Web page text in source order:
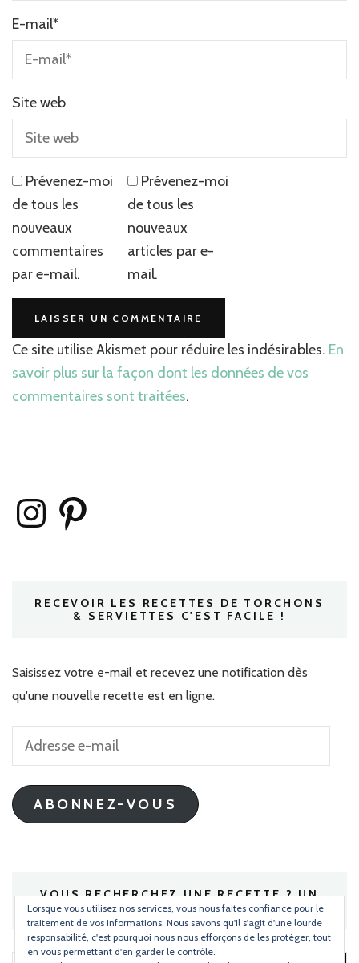
E-mail*
Site web
Prévenez-moi
de tous les
nouveaux
commentaires
par e-mail.
Prévenez-moi
de tous les
nouveaux
articles par e-
mail.
Ce site utilise Akismet pour réduire les indésirables. En
savoir plus sur la façon dont les données de vos
commentaires sont traitées.
InstagramPinterest
RECEVOIR LES RECETTES DE TORCHONS
& SERVIETTES C'EST FACILE !
Saisissez votre e-mail et recevez une notification dès
qu'une nouvelle recette est en ligne.
Adresse
mail
ABONNEZ-VOUS
VOUS RECHERCHEZ UNE RECETTE ? UN
INGRÉDIENT ?
Lorsque vous utilisez nos services, vous nous faites confiance pour le
traitement de vos informations. Nous savons qu'il s'agit d'une lourde
responsabilité, c'est pourquoi nous nous efforçons de les protéger, tout
en vous permettant d'en garder le contrôle.